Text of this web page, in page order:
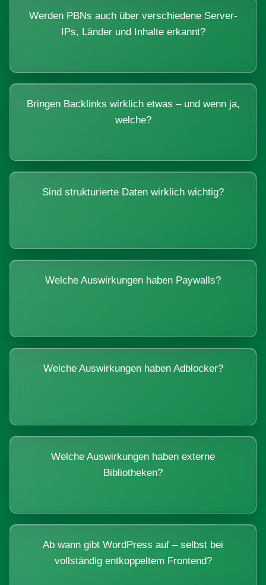
Werden PBNs auch über verschiedene Server-
IPs, Länder und Inhalte erkannt?
Bringen Backlinks wirklich etwas – und wenn ja,
welche?
Sind strukturierte Daten wirklich wichtig?
Welche Auswirkungen haben Paywalls?
Welche Auswirkungen haben Adblocker?
Welche Auswirkungen haben externe
Bibliotheken?
Ab wann gibt WordPress auf – selbst bei
vollständig entkoppeltem Frontend?